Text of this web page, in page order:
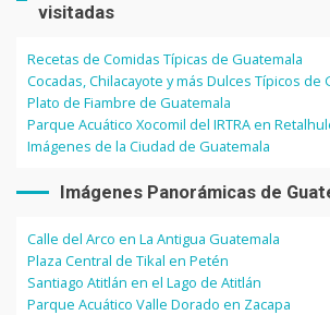
visitadas
Recetas de Comidas Típicas de Guatemala
Cocadas, Chilacayote y más Dulces Típicos de
Plato de Fiambre de Guatemala
Parque Acuático Xocomil del IRTRA en
Imágenes de la Ciudad de Guatemala
Imágenes Panorámicas de
Calle del Arco en La Antigua Guatemala
Plaza Central de Tikal en Petén
Santiago Atitlán en el Lago de Atitlán
Parque Acuático Valle Dorado en Zacapa